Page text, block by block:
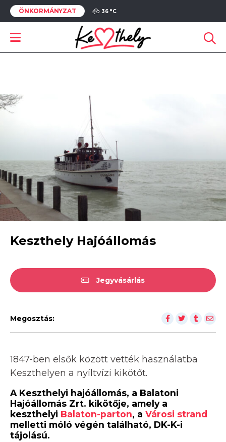
ÖNKORMÁNYZAT 36 °C
Keszthely Hajóállomás
Jegyvásárlás
Megosztás:
1847-ben elsők között vették használatba
Keszthelyen a nyíltvízi kikötőt.
A Keszthelyi hajóállomás, a Balatoni
Hajóállomás Zrt. kikötője, amely a
keszthelyi Balaton-parton, a Városi strand
melletti móló végén található, DK-K-i
tájolású.